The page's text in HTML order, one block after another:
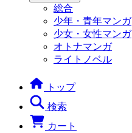
総合
少年・青年マンガ
少女・女性マンガ
オトナマンガ
ライトノベル
トップ
検索
カート